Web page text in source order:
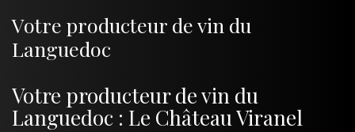
Votre producteur de vin du
Languedoc
Votre producteur de vin du
Languedoc : Le Château Viranel